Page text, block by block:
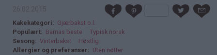
Kakekategori
Gjærbakst o.l.
Populært
Barnas beste
Typisk norsk
Sesong
Vinterbakst
Høstlig
Allergier og preferanser
Uten nøtter